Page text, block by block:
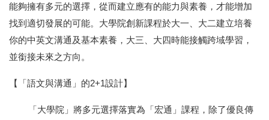
能夠擁有多元的選擇，從而建立應有的能力與素養，才能增加
找到適切發展的可能。大學院創新課程於大一、大二建立培養
你的中英文溝通及基本素養，大三、大四時能接觸跨域學習，
並銜接未來之方向。
【「語文與溝通」的2+1設計】
「大學院」將多元選擇落實為「宏通」課程，除了優良傳